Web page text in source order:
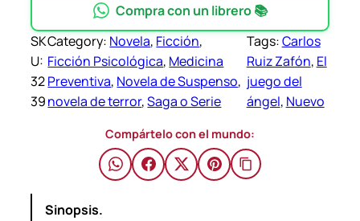
e
g
o
d
e
g
Compra con un librero 📚
SK
U:
32
39
Category: Novela, Ficción
Ficción Psicológica, Medicina
Preventiva, Novela de Suspenso
novela de terror, Saga o Serie
Tags:Carlos
Ruiz Zafón, El
juego del
ángel, Nuevo
Compártelo con el mundo:
Sinopsis.